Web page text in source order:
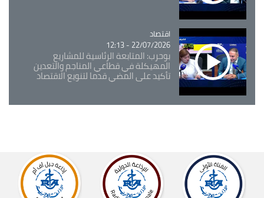
Catégorie
اقتصاد
22/07/2026 - 12:13
بوحرب: المتابعة الرئاسية للمشاريع
المهيكلة في قطاعي المناجم والتعدين
تأكيد على المضي قدما لتنويع الاقتصاد